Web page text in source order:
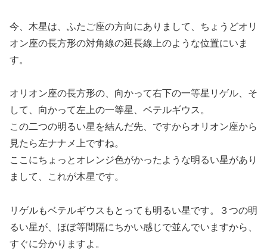
今、木星は、ふたご座の方向にありまして、ちょうどオリ
オン座の長方形の対角線の延長線上のような位置にいま
す。
オリオン座の長方形の、向かって右下の一等星リゲル、そ
して、向かって左上の一等星、ベテルギウス。
この二つの明るい星を結んだ先、ですからオリオン座から
見たら左ナナメ上ですね。
ここにちょっとオレンジ色がかったような明るい星があり
まして、これが木星です。
リゲルもベテルギウスもとっても明るい星です。３つの明
るい星が、ほぼ等間隔にちかい感じで並んでいますから、
すぐに分かりますよ。